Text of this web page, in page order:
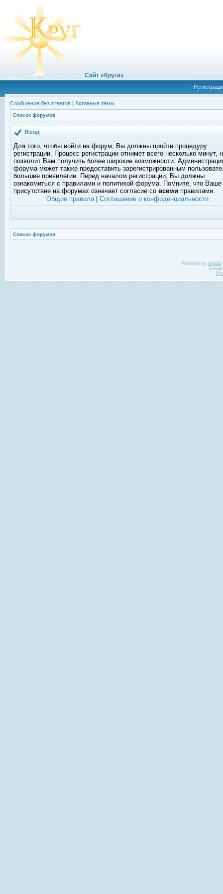
Сайт «Круга»
Сообщения без ответов | Активные темы
Список форумов
Вход
Для того, чтобы войти на форум, Вы должны пройти процедуру
регистрации. Процесс регистрации отнимет всего несколько минут,
позволит Вам получить более широкие возможности.
форума может также предоставить зарегистрированным
большие привилегии. Перед началом регистрации, Вы должны
ознакомиться с правилами и политикой форума. Помните, что Ваше
присутствие на форумах означает согласие со всеми правилами.
Общие правила| Соглашение о конфиденциальности
Список форумов
Powered by phpBB